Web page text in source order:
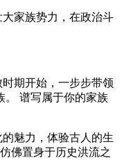
家族势力，在政治斗
期开始，一步步带领
。 谱写属于你的家族
魅力，体验古人的生
佛置身于历史洪流之